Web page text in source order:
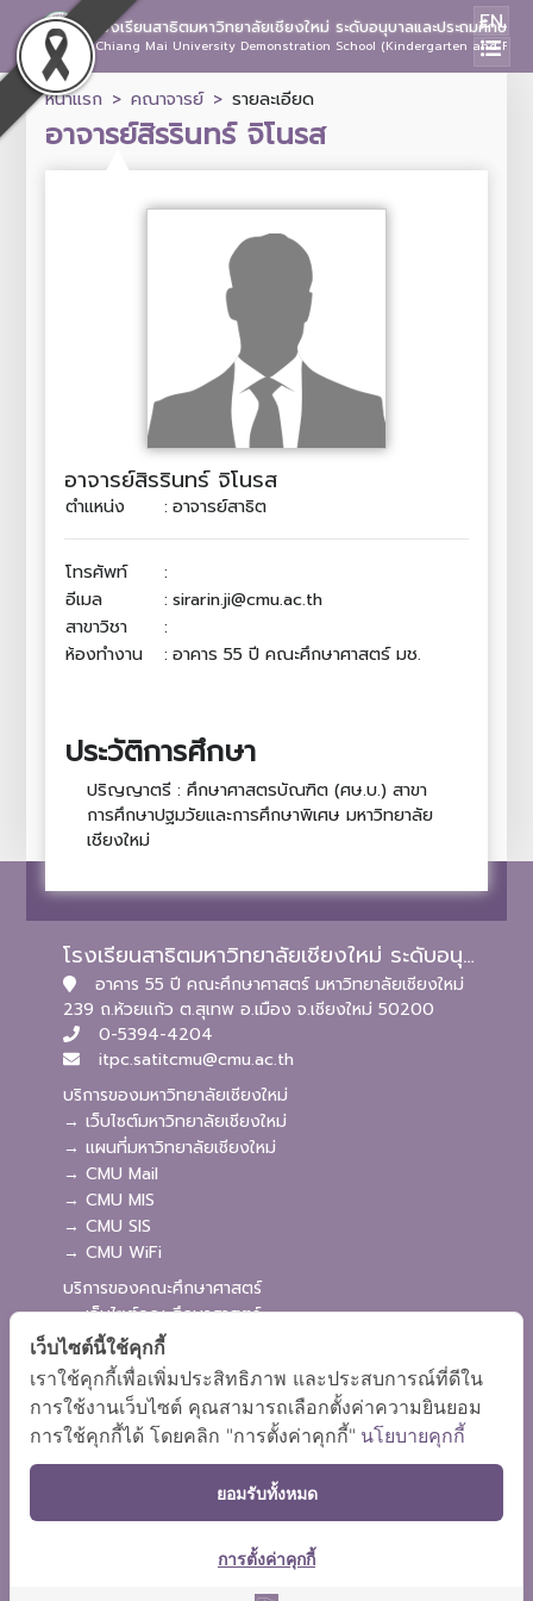
โรงเรียนสาธิตมหาวิทยาลัยเชียงใหม่ ระดับอนุบาลและประถมศึกษา
Chiang Mai University Demonstration School (Kindergarten and
EN
หน้าแรก คณาจารย์ รายละเอียด
อาจารย์สิรรินทร์ จิโนรส
อาจารย์สิรรินทร์ จิโนรส
ตำแหน่ง : อาจารย์สาธิต
โทรศัพท์
:
อีเมล
: sirarin.ji@cmu.ac.th
สาขาวิชา
:
ห้องทำงาน
: อาคาร 55 ปี คณะศึกษาศาสตร์ มช.
ประวัติการศึกษา
ปริญญาตรี : ศึกษาศาสตรบัณฑิต (ศษ.บ.) สาขา
การศึกษาปฐมวัยและการศึกษาพิเศษ มหาวิทยาลัย
เชียงใหม่
โรงเรียนสาธิตมหาวิทยาลัยเชียงใหม่ ระดับอนุบาลและประถมศึกษา
อาคาร 55 ปี คณะศึกษาศาสตร์ มหาวิทยาลัยเชียงใหม่
239 ถ.ห้วยแก้ว ต.สุเทพ อ.เมือง จ.เชียงใหม่ 50200
0-5394-4204
itpc.satitcmu@cmu.ac.th
บริการของมหาวิทยาลัยเชียงใหม่
→ เว็บไซต์มหาวิทยาลัยเชียงใหม่
→ แผนที่มหาวิทยาลัยเชียงใหม่
→ CMU Mail
→ CMU MIS
→ CMU SIS
→ CMU WiFi
บริการของคณะศึกษาศาสตร์
→ เว็บไซต์คณะศึกษาศาสตร์
→ ระบบจัดการเว็บไซต์
→ ระบบ Admission
→ EDU MIS
→ EDU SIS
เว็บไซต์นี้ใช้คุกกี้
เราใช้คุกกี้เพื่อเพิ่มประสิทธิภาพ และประสบการณ์ที่ดีใน
การใช้งานเว็บไซต์ คุณสามารถเลือกตั้งค่าความยินยอม
การใช้คุกกี้ได้ โดยคลิก "การตั้งค่าคุกกี้" นโยบายคุกกี้
ยอมรับทั้งหมด
การตั้งค่าคุกกี้